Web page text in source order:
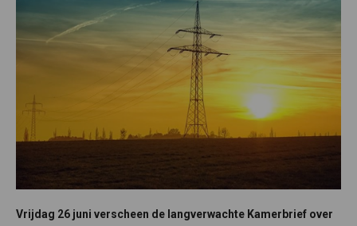
Vrijdag 26 juni verscheen de langverwachte Kamerbrief over